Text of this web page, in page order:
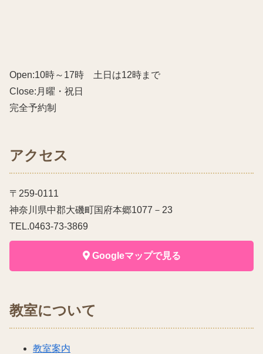
Open:10時～17時 土日は12時まで
Close:月曜・祝日
完全予約制
アクセス
〒259-0111
神奈川県中郡大磯町国府本郷1077－23
TEL.0463-73-3869
Googleマップで見る
教室について
教室案内